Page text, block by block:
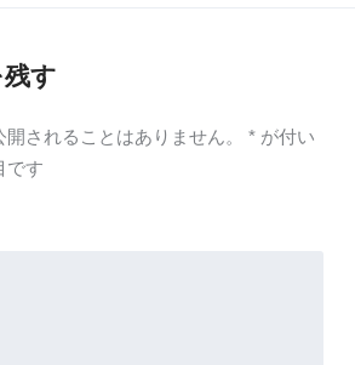
す
されることはありません。 *が付い
です